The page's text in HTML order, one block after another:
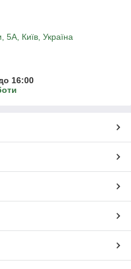
5А, Київ, Україна
16:00